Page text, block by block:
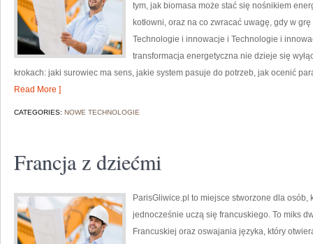
tym, jak biomasa może stać się nośnikiem
kotłowni, oraz na co zwracać uwagę, gdy w
Technologie i innowacje i Technologie i
transformacja energetyczna nie dzieje się
krokach: jaki surowiec ma sens, jakie system pasuje do potrzeb, jak ocenić
Read More ]
CATEGORIES: NOWE TECHNOLOGIE
Francja z dziećmi
ParisGliwice.pl to miejsce stworzone dla
jednocześnie uczą się francuskiego. To miks
Francuskiej oraz oswajania języka, który